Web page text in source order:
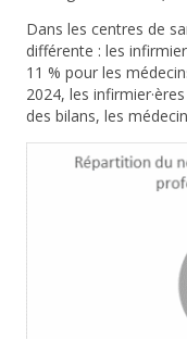
Dans les centres de
différente : les
11 % pour les
2024, les
des bilans, les